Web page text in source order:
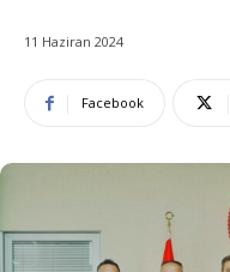
11 Haziran 2024
Facebook